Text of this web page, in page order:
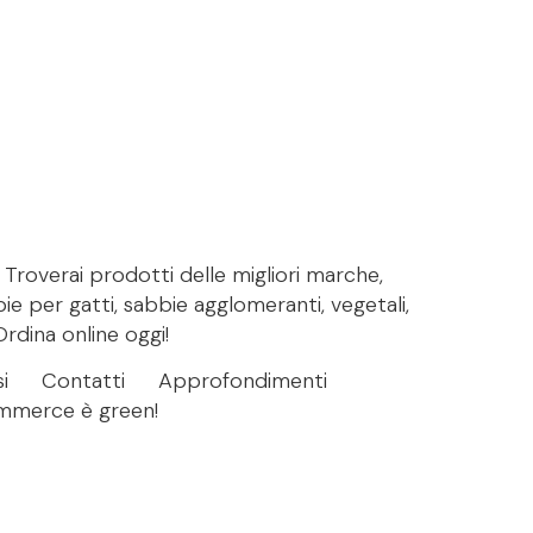
prodotti delle migliori marche,
per gatti, sabbie agglomeranti, vegetali,
online oggi!
Contatti
Approfondimenti
è green!